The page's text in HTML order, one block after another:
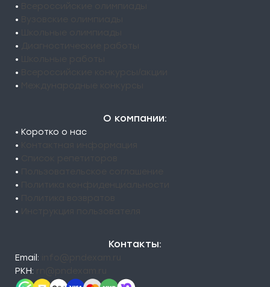
•
•
•
•
•
•
•
О компании:
• Коротко о нас
•
•
•
•
•
•
Контакты:
Email:
РКН: